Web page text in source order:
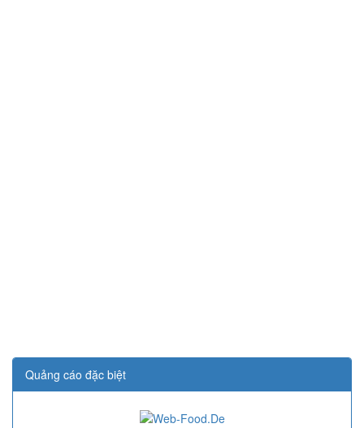
Quảng cáo đặc biệt